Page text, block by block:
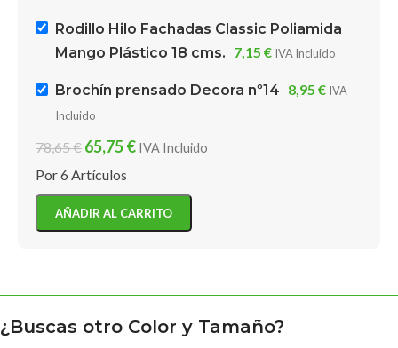
Rodillo Hilo Fachadas Classic Poliamida
Mango Plástico 18 cms. 7,15 € IVA Incluido
Brochín prensado Decora nº14 8,95 € IVA
Incluido
78,65€ 65,75€ IVA Incluido
Por 6 Artículos
AÑADIR AL CARRITO
¿Buscas otro Color y Tamaño?